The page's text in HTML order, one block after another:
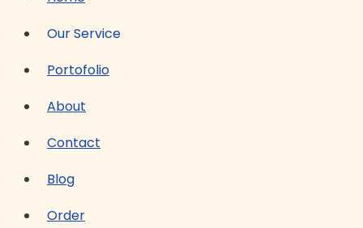
Our Service
Portofolio
About
Contact
Blog
Order